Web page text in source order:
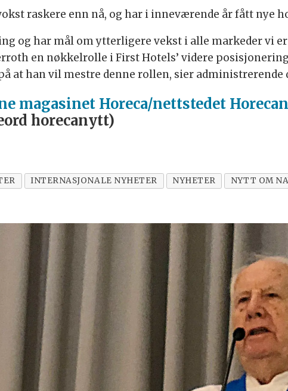
raskere enn nå, og har i inneværende år fått nye
og har mål om ytterligere vekst i alle markeder vi er
en nøkkelrolle i First Hotels’ videre
at han vil mestre denne rollen, sier
magasinet Horeca/nettstedet
horecanytt)
INTERNASJONALE NYHETER NYHETER NYTT OM